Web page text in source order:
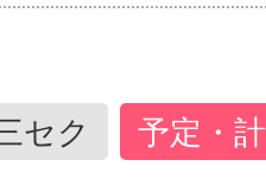
セク 予定・